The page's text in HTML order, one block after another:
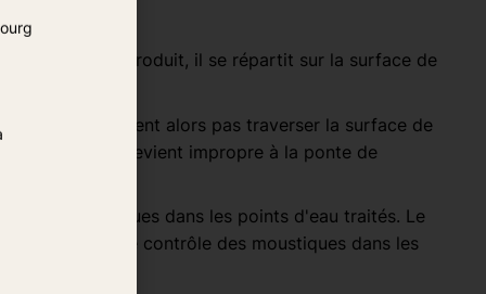
ajoute le produit, il se répartit sur la surface de
ne peuvent alors pas traverser la surface de
de l'eau devient impropre à la ponte de
moustiques dans les points d'eau traités. Le
long terme de contrôle des moustiques dans les